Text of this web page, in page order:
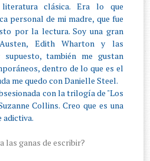
clásica. Era lo que
personal de mi madre, que fue
por la lectura. Soy una gran
Edith Wharton y las
también me gustan
dentro de lo que es el
me quedo con Danielle Steel.
con la trilogía de "Los
Collins. Creo que es una
las ganas de escribir?